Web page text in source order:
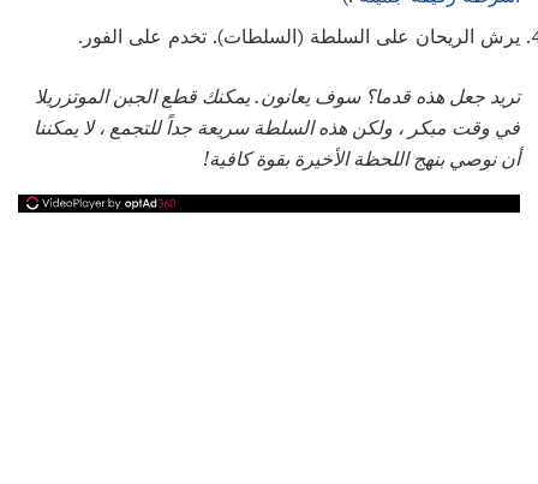
يرش الريحان على السلطة (السلطات). تخدم على الفور.
تريد جعل هذه قدما؟ سوف يعانون. يمكنك قطع الجبن الموتزريلا
في وقت مبكر ، ولكن هذه السلطة سريعة جداً للتجمع ، لا يمكننا
أن نوصي بنهج اللحظة الأخيرة بقوة كافية!